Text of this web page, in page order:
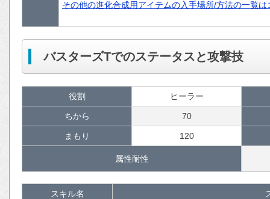
その他の進化合成用アイテムの入手場所/方法の一覧は
バスターズTでのステータスと攻撃技
役割 ヒーラー
ちから 70
まもり 120
属性耐性
スキル名